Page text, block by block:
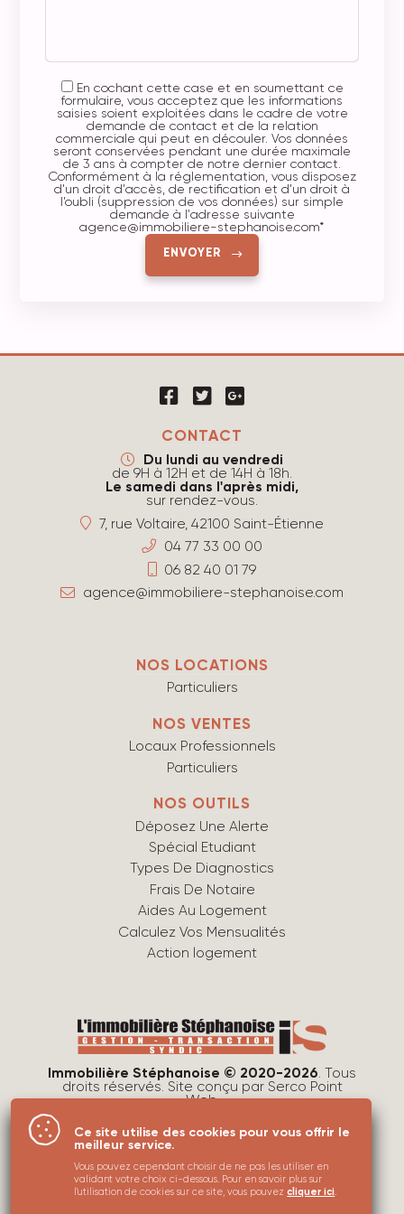
En cochant cette case et en soumettant ce
formulaire, vous acceptez que les informations
saisies soient exploitées dans le cadre de votre
demande de contact et de la relation
commerciale qui peut en découler. Vos données
seront conservées pendant une durée maximale
de 3 ans à compter de notre dernier contact.
Conformément à la réglementation, vous disposez
d'un droit d'accès, de rectification et d'un droit à
l’oubli (suppression de vos données) sur simple
demande à l'adresse suivante
agence@immobiliere-stephanoise.com*
ENVOYER
CONTACT
Du lundi au vendredi
de 9H à 12H et de 14H à 18h.
Le samedi dans l'après midi,
sur rendez-vous.
7, rue Voltaire, 42100 Saint-Étienne
04 77 33 00 00
06 82 40 01 79
agence@immobiliere-stephanoise.com
NOS LOCATIONS
Particuliers
NOS VENTES
Locaux Professionnels
Particuliers
NOS OUTILS
Déposez Une Alerte
Spécial Etudiant
Types De Diagnostics
Frais De Notaire
Aides Au Logement
Calculez Vos Mensualités
Action logement
Immobilière Stéphanoise © 2020-2026. Tous
droits réservés. Site conçu par Serco Point
Web.
Protection des données
Utilisations des cookies
Plan du site
Ce site utilise des cookies pour vous offrir le
meilleur service.
Vous pouvez cependant choisir de ne pas les utiliser en
validant votre choix ci-dessous. Pour en savoir plus sur
l'utilisation de cookies sur ce site, vous pouvezcliquer ici